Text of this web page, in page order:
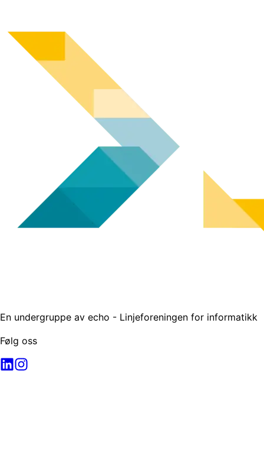
En undergruppe av echo - Linjeforeningen for informatikk
Følg oss